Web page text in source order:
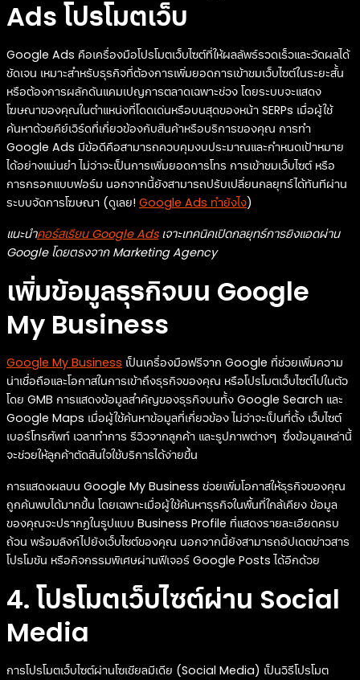
Ads โปรโมตเว็บ
Google Ads คือเครื่องมือโปรโมตเว็บไซต์ที่ให้ผลลัพธ์รวดเร็วและวัดผลได้
ชัดเจน เหมาะสำหรับธุรกิจที่ต้องการเพิ่มยอดการเข้าชมเว็บไซต์ในระยะสั้น
หรือต้องการผลักดันแคมเปญการตลาดเฉพาะช่วง โดยระบบจะแสดง
โฆษณาของคุณในตำแหน่งที่โดดเด่นหรือบนสุดของหน้า SERPs เมื่อผู้ใช้
ค้นหาด้วยคีย์เวิร์ดที่เกี่ยวข้องกับสินค้าหรือบริการของคุณ การทำ
Google Ads มีข้อดีคือสามารถควบคุมงบประมาณและกำหนดเป้าหมาย
ได้อย่างแม่นยำ ไม่ว่าจะเป็นการเพิ่มยอดการโทร การเข้าชมเว็บไซต์ หรือ
การกรอกแบบฟอร์ม นอกจากนี้ยังสามารถปรับเปลี่ยนกลยุทธ์ได้ทันทีผ่าน
ระบบจัดการโฆษณา (ดูเลย! Google Ads ทำยังไง)
แนะนำคอร์สเรียน Google Adsเจาะเทคนิคเปิดกลยุทธ์การยิงแอดผ่าน
Google โดยตรงจาก Marketing Agency
เพิ่มข้อมูลธุรกิจบน Google
My Business
Google My Business เป็นเครื่องมือฟรีจาก Google ที่ช่วยเพิ่มความ
น่าเชื่อถือและโอกาสในการเข้าถึงธุรกิจของคุณ หรือโปรโมตเว็บไซต์ไปในตัว
โดย GMB การแสดงข้อมูลสำคัญของธุรกิจบนทั้ง Google Search และ
Google Maps เมื่อผู้ใช้ค้นหาข้อมูลที่เกี่ยวข้อง ไม่ว่าจะเป็นที่ตั้ง เว็บไซต์
เบอร์โทรศัพท์ เวลาทำการ รีวิวจากลูกค้า และรูปภาพต่างๆ ซึ่งข้อมูลเหล่านี้
จะช่วยให้ลูกค้าตัดสินใจใช้บริการได้ง่ายขึ้น
การแสดงผลบน Google My Business ช่วยเพิ่มโอกาสให้ธุรกิจของคุณ
ถูกค้นพบได้มากขึ้น โดยเฉพาะเมื่อผู้ใช้ค้นหาธุรกิจในพื้นที่ใกล้เคียง ข้อมูล
ของคุณจะปรากฏในรูปแบบ Business Profile ที่แสดงรายละเอียดครบ
ถ้วน พร้อมลิงก์ไปยังเว็บไซต์ของคุณ นอกจากนี้ยังสามารถอัปเดตข่าวสาร
โปรโมชัน หรือกิจกรรมพิเศษผ่านฟีเจอร์ Google Posts ได้อีกด้วย
4. โปรโมตเว็บไซต์ผ่าน Social
Media
การโปรโมตเว็บไซต์ผ่านโซเชียลมีเดีย (Social Media) เป็นวิธีโปรโมต